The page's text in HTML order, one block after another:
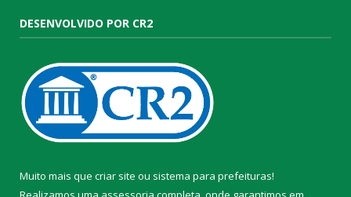
DESENVOLVIDO POR CR2
Muito mais que criar site ou sistema para prefeituras!